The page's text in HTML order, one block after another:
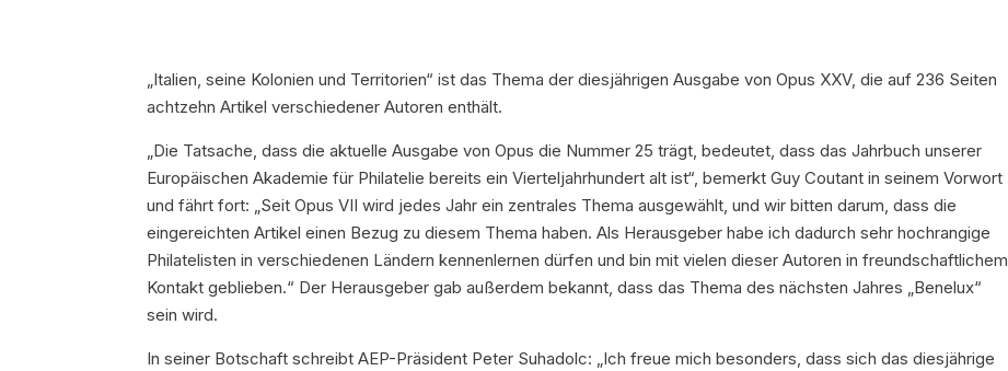
„Italien, seine Kolonien und Territorien“ ist das Thema der diesjährigen Ausgabe vonOpus XXV,die auf 236 Seiten
achtzehn Artikel verschiedener Autoren enthält.
„Die Tatsache, dass die aktuelle Ausgabe vonOpus die Nummer 25 trägt, bedeutet, dass das Jahrbuch unserer
Europäischen Akademie für Philatelie bereits ein Vierteljahrhundert alt ist“, bemerkt Guy Coutant in seinem Vorwort
und fährt fort: „SeitOpus VII wird jedes Jahr ein zentrales Thema ausgewählt, und wir bitten darum, dass die
eingereichten Artikel einen Bezug zu diesem Thema haben. Als Herausgeber habe ich dadurch sehr hochrangige
Philatelisten in verschiedenen Ländern kennenlernen dürfen und bin mit vielen dieser Autoren in freundschaftlichem
Kontakt geblieben.“ Der Herausgeber gab außerdem bekannt, dass das Thema des nächsten Jahres „Benelux“
sein wird.
In seiner Botschaft schreibt AEP-Präsident Peter Suhadolc: „Ich freue mich besonders, dass sich das diesjährige